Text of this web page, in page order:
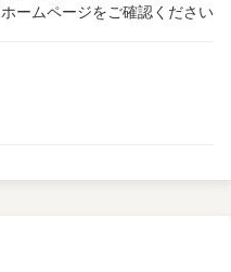
ームページをご確認ください